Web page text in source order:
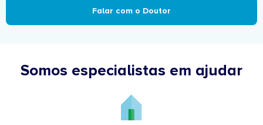
Falar com o Doutor
Somos especialistas em ajudar